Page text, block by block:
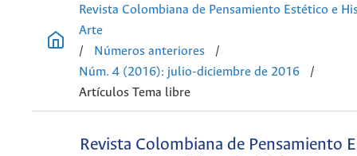
Revista Colombiana de Pensamiento Estético e
Arte
/
Números anteriores
/
Núm. 4 (2016): julio-diciembre de 2016
/
Artículos Tema libre
Revista Colombiana de Pensamiento